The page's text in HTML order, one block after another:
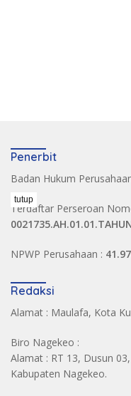
Penerbit
Badan Hukum
Terdaftar Perseroan
NPWP Perusahaan :
Redaksi
Alamat : Maulafa, Kota
Biro Nagekeo :
Alamat : RT 13, Dusun
Kabupaten Nagekeo.
tutup